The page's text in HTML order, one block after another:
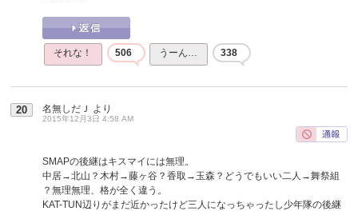
それな！ 506 うーん… 338
20 名無しだＪ より
2015年12月3日 4:58 AM
SMAPの後継はキスマイには無理。
中居→北山？木村→藤ヶ谷？香取→玉森？どうでもいい二人→舞祭組
？無理無理、格が全く違う。
KAT-TUN辺りがまだ近かったけど三人になっちゃったし少年隊の後継